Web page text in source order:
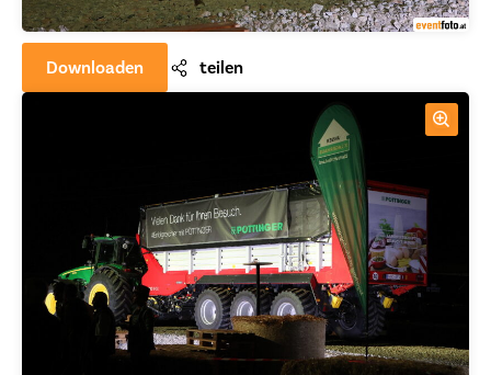
Downloaden teilen